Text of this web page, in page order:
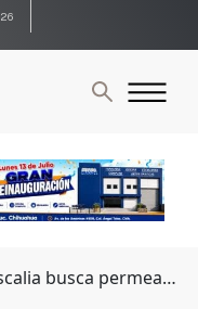
busca permear